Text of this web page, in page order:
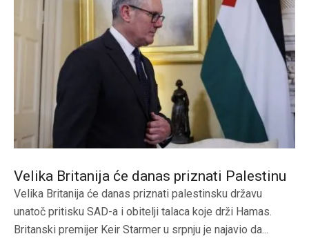
Velika Britanija će danas priznati Palestinu
Velika Britanija će danas priznati palestinsku državu
unatoč pritisku SAD-a i obitelji talaca koje drži Hamas.
Britanski premijer Keir Starmer u srpnju je najavio da...